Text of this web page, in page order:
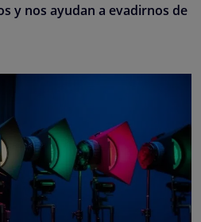
y nos ayudan a evadirnos de